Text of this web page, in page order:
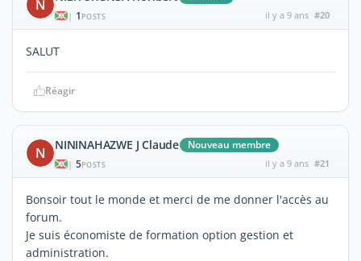
N
| 1 POSTS il y a 9 ans #20
SALUT
Réagir
N NININAHAZWE J Claude Nouveau membre
| 5POSTS il y a 9 ans #21
Bonsoir tout le monde et merci de me donner l'accès au
forum.
Je suis économiste de formation option gestion et
administration.